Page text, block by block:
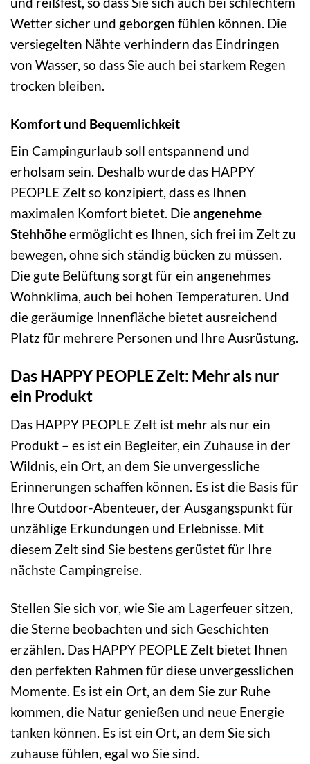
Wetter sicher und geborgen fühlen können. Die
versiegelten Nähte verhindern das Eindringen
von Wasser, so dass Sie auch bei starkem Regen
trocken bleiben.
Komfort und Bequemlichkeit
Ein Campingurlaub soll entspannend und
erholsam sein. Deshalb wurde das HAPPY
PEOPLE Zelt so konzipiert, dass es Ihnen
maximalen Komfort bietet. Dieangenehme
Stehhöheermöglicht es Ihnen, sich frei im Zelt zu
bewegen, ohne sich ständig bücken zu müssen.
Die gute Belüftung sorgt für ein angenehmes
Wohnklima, auch bei hohen Temperaturen. Und
die geräumige Innenfläche bietet ausreichend
Platz für mehrere Personen und Ihre Ausrüstung.
Das HAPPY PEOPLE Zelt: Mehr als nur
ein Produkt
Das HAPPY PEOPLE Zelt ist mehr als nur ein
Produkt – es ist ein Begleiter, ein Zuhause in der
Wildnis, ein Ort, an dem Sie unvergessliche
Erinnerungen schaffen können. Es ist die Basis für
Ihre Outdoor-Abenteuer, der Ausgangspunkt für
unzählige Erkundungen und Erlebnisse. Mit
diesem Zelt sind Sie bestens gerüstet für Ihre
nächste Campingreise.
Stellen Sie sich vor, wie Sie am Lagerfeuer sitzen,
die Sterne beobachten und sich Geschichten
erzählen. Das HAPPY PEOPLE Zelt bietet Ihnen
den perfekten Rahmen für diese unvergesslichen
Momente. Es ist ein Ort, an dem Sie zur Ruhe
kommen, die Natur genießen und neue Energie
tanken können. Es ist ein Ort, an dem Sie sich
zuhause fühlen, egal wo Sie sind.